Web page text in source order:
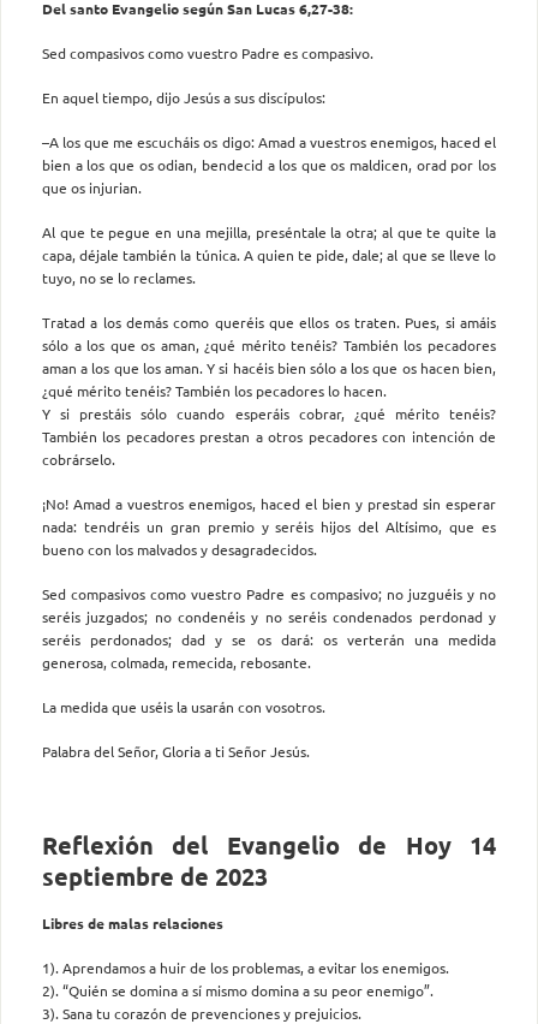
Del santo Evangelio según San Lucas 6,27-38:
Sed compasivos como vuestro Padre es compasivo.
En aquel tiempo, dijo Jesús a sus discípulos:
–A los que me escucháis os digo: Amad a vuestros enemigos, haced el
bien a los que os odian, bendecid a los que os maldicen, orad por los
que os injurian.
Al que te pegue en una mejilla, preséntale la otra; al que te quite la
capa, déjale también la túnica. A quien te pide, dale; al que se lleve lo
tuyo, no se lo reclames.
Tratad a los demás como queréis que ellos os traten. Pues, si amáis
sólo a los que os aman, ¿qué mérito tenéis? También los pecadores
aman a los que los aman. Y si hacéis bien sólo a los que os hacen bien,
¿qué mérito tenéis? También los pecadores lo hacen.
Y si prestáis sólo cuando esperáis cobrar, ¿qué mérito tenéis?
También los pecadores prestan a otros pecadores con intención de
cobrárselo.
¡No! Amad a vuestros enemigos, haced el bien y prestad sin esperar
nada: tendréis un gran premio y seréis hijos del Altísimo, que es
bueno con los malvados y desagradecidos.
Sed compasivos como vuestro Padre es compasivo; no juzguéis y no
seréis juzgados; no condenéis y no seréis condenados perdonad y
seréis perdonados; dad y se os dará: os verterán una medida
generosa, colmada, remecida, rebosante.
La medida que uséis la usarán con vosotros.
Palabra del Señor, Gloria a ti Señor Jesús.
Reflexión del Evangelio de Hoy 14
septiembre de 2023
Libres de malas relaciones
1). Aprendamos a huir de los problemas, a evitar los enemigos.
2). “Quién se domina a sí mismo domina a su peor enemigo”.
3). Sana tu corazón de prevenciones y prejuicios.